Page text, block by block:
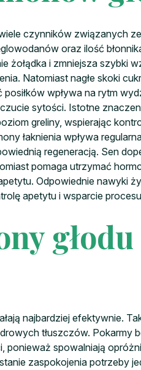
czynników związanych
oraz ilość
żołądka i zmniejsza szybki
Natomiast nagłe skoki
wpływa na rytm
sytości. Istotne
greliny, wspierając
łaknienia wpływa
regeneracją. Sen
pomaga utrzymać
Odpowiednie nawyki
apetytu i wsparcie
głodu
najbardziej efektywnie.
tłuszczów. Pokarmy
spowalniają
zaspokojenia potrzeby